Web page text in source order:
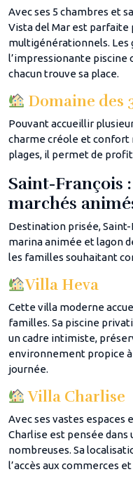
Avec ses 5 chambres et
Vista del Mar est parfaite
multigénérationnels. Les
l’impressionante piscine
chacun trouve sa place.
Domaine des
Pouvant accueillir
charme créole et confort
plages, il permet de
Saint-François
marchés
Destination prisée,
marina animée et lagon
les familles souhaitant
Villa Heva
Cette villa moderne
familles. Sa piscine
un cadre intimiste,
environnement propice
journée.
Villa Charlise
Avec ses vastes espaces
Charlise est pensée
nombreuses. Sa
l’accès aux commerces